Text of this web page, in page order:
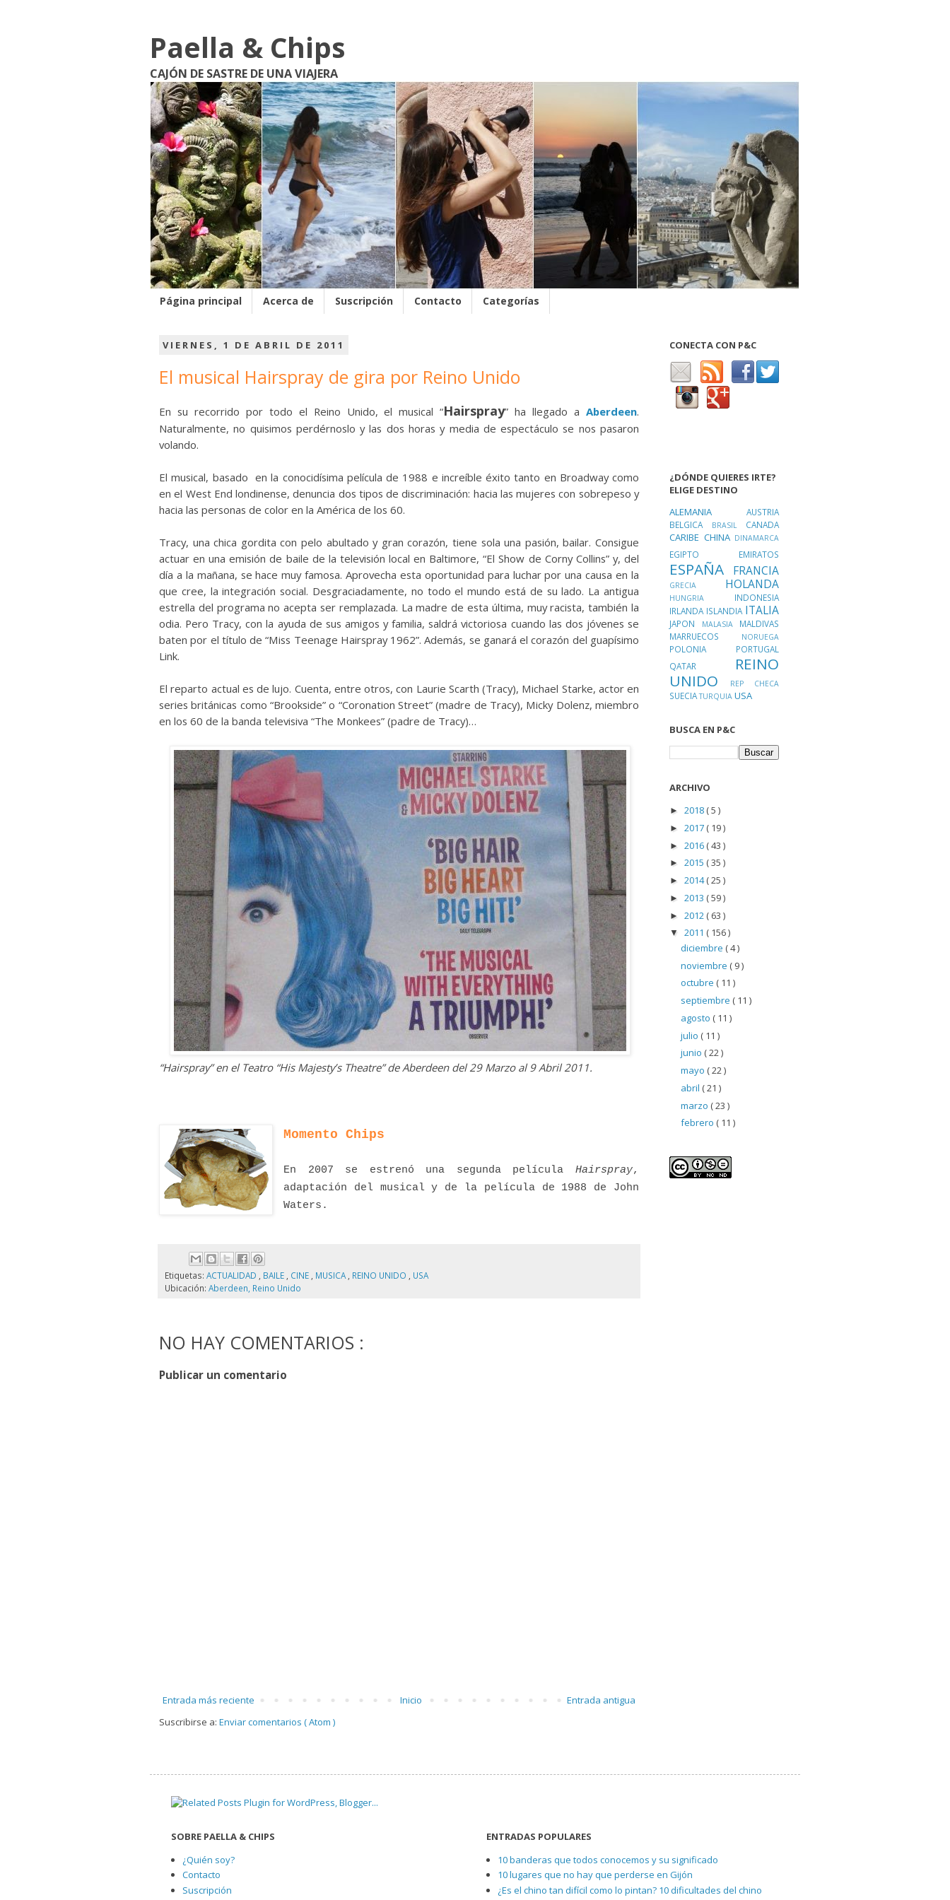
Paella & Chips
CAJÓN DE SASTRE DE UNA VIAJERA
Página principal Acerca de Suscripción Contacto Categorías
VIERNES, 1 DE ABRIL DE 2011
El musical Hairspray de gira por Reino Unido
En su recorrido por todo el Reino Unido, el musical “Hairspray” ha llegado aAberdeen.
Naturalmente, no quisimos perdérnoslo y las dos horas y media de espectáculo se nos pasaron
volando.
El musical, basado en la conocidísima película de 1988 e increíble éxito tanto en Broadway como
en el West End londinense, denuncia dos tipos de discriminación: hacia las mujeres con sobrepeso y
hacia las personas de color en la América de los 60.
Tracy, una chica gordita con pelo abultado y gran corazón, tiene sola una pasión, bailar. Consigue
actuar en una emisión de baile de la televisión local en Baltimore, “El Show de Corny Collins” y, del
día a la mañana, se hace muy famosa. Aprovecha esta oportunidad para luchar por una causa en la
que cree, la integración social. Desgraciadamente, no todo el mundo está de su lado. La antigua
estrella del programa no acepta ser remplazada. La madre de esta última, muy racista, también la
odia. Pero Tracy, con la ayuda de sus amigos y familia, saldrá victoriosa cuando las dos jóvenes se
baten por el título de “Miss Teenage Hairspray 1962”. Además, se ganará el corazón del guapísimo
Link.
El reparto actual es de lujo. Cuenta, entre otros, con Laurie Scarth (Tracy), Michael Starke, actor en
series británicas como “Brookside” o “Coronation Street” (madre de Tracy), Micky Dolenz, miembro
en los 60 de la banda televisiva “The Monkees” (padre de Tracy)…
“Hairspray” en el Teatro “His Majesty’s Theatre” de Aberdeen del 29 Marzo al 9 Abril 2011.
Momento Chips
En 2007 se estrenó una segunda película Hairspray,
adaptación del musical y de la película de 1988 de John
Waters.
Etiquetas: ACTUALIDAD BAILE CINE MUSICA REINO UNIDO
USA
Ubicación: Aberdeen, Reino Unido
NO HAY COMENTARIOS :
Publicar un comentario
Entrada más reciente Entrada antigua
Inicio
Suscribirse a: Enviar comentarios ( Atom )
CONECTA CON P&C
¿DÓNDE QUIERES IRTE?
ELIGE DESTINO
ALEMANIA AUSTRIA
BELGICA
BRASIL CANADA
CARIBE CHINA DINAMARCA
EGIPTO EMIRATOS
ESPAÑA FRANCIA
GRECIA HOLANDA
HUNGRIA INDONESIA
IRLANDA ISLANDIA ITALIA
JAPON MALASIA MALDIVAS
MARRUECOS
NORUEGA
POLONIA PORTUGAL
QATAR
REINO
UNIDO
REP CHECA
SUECIATURQUIA USA
BUSCA EN P&C
ARCHIVO
► 2018 ( 5 )
► 2017 ( 19 )
► 2016 ( 43 )
► 2015 ( 35 )
► 2014( 25 )
► 2013 ( 59 )
► 2012 ( 63 )
▼ 2011 ( 156 )
diciembre ( 4 )
noviembre ( 9 )
octubre ( 11 )
septiembre ( 11 )
agosto ( 11 )
julio ( 11 )
junio ( 22 )
mayo ( 22 )
abril ( 21 )
marzo ( 23 )
febrero ( 11 )
SOBRE PAELLA & CHIPS
¿Quién soy?
Contacto
Suscripción
ENTRADAS POPULARES
10 banderas que todos conocemos y su significado
10 lugares que no hay que perderse en Gijón
¿Es el chino tan difícil como lo pintan? 10 dificultades del chino